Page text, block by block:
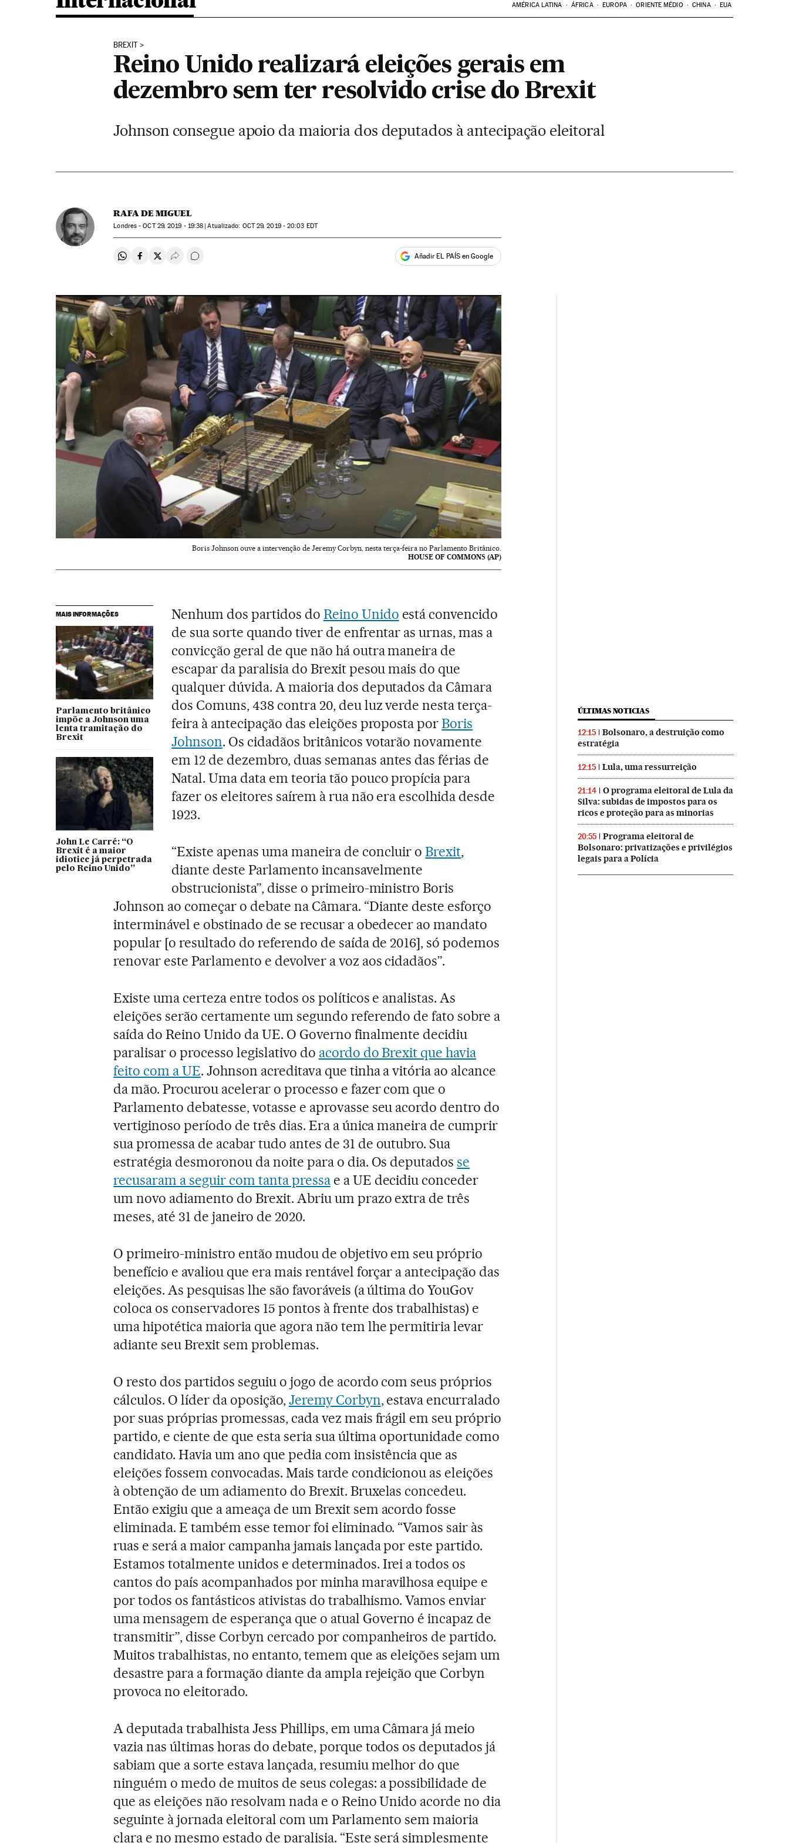
AMÉRICA LATINA ÁFRICA EUROPA ORIENTE MÉDIO CHINA EUA
BREXIT
Reino Unido realizará eleições gerais em
dezembro sem ter resolvido crise do Brexit
Johnson consegue apoio da maioria dos deputados à antecipação eleitoral
RAFA DE MIGUEL
Londres -OCT29, 2019 - 19:38 atualizado: OCT29, 2019 - 20:03 EDT
Compartir en Whatsapp
Compartir en Facebook
Compartir en Twitter
Desplegar Redes Sociales
Comentários Añadir EL PAÍS en Google
Boris Johnson ouve a intervenção de Jeremy Corbyn, nesta terça-feira no Parlamento Britânico.
HOUSE OF COMMONS (AP)
MAIS INFORMAÇÕES
Parlamento britânico
impõe a Johnson uma
lenta tramitação do
Brexit
John Le Carré: “O
Brexit é a maior
idiotice já perpetrada
pelo Reino Unido”
Nenhum dos partidos do Reino Unido está convencido
de sua sorte quando tiver de enfrentar as urnas, mas a
convicção geral de que não há outra maneira de
escapar da paralisia do Brexit pesou mais do que
qualquer dúvida. A maioria dos deputados da Câmara
dos Comuns, 438 contra 20, deu luz verde nesta terça-
feira à antecipação das eleições proposta porBoris
Johnson. Os cidadãos britânicos votarão novamente
em 12 de dezembro, duas semanas antes das férias de
Natal. Uma data em teoria tão pouco propícia para
fazer os eleitores saírem à rua não era escolhida desde
1923.
“Existe apenas uma maneira de concluir oBrexit,
diante deste Parlamento incansavelmente
obstrucionista”, disse o primeiro-ministro Boris
Johnson ao começar o debate na Câmara. “Diante deste esforço
interminável e obstinado de se recusar a obedecer ao mandato
popular [o resultado do referendo de saída de 2016], só podemos
renovar este Parlamento e devolver a voz aos cidadãos”.
Existe uma certeza entre todos os políticos e analistas. As
eleições serão certamente um segundo referendo de fato sobre a
saída do Reino Unido da UE. O Governo finalmente decidiu
paralisar o processo legislativo do acordo do Brexit que havia
feito com a UE. Johnson acreditava que tinha a vitória ao alcance
da mão. Procurou acelerar o processo e fazer com que o
Parlamento debatesse, votasse e aprovasse seu acordo dentro do
vertiginoso período de três dias. Era a única maneira de cumprir
sua promessa de acabar tudo antes de 31 de outubro. Sua
estratégia desmoronou da noite para o dia. Os deputadosse
recusaram a seguir com tanta pressae a UE decidiu conceder
um novo adiamento do Brexit. Abriu um prazo extra de três
meses, até 31 de janeiro de 2020.
O primeiro-ministro então mudou de objetivo em seu próprio
benefício e avaliou que era mais rentável forçar a antecipação das
eleições. As pesquisas lhe são favoráveis (a última do YouGov
coloca os conservadores 15 pontos à frente dos trabalhistas) e
uma hipotética maioria que agora não tem lhe permitiria levar
adiante seu Brexit sem problemas.
O resto dos partidos seguiu o jogo de acordo com seus próprios
cálculos. O líder da oposição,Jeremy Corbyn, estava encurralado
por suas próprias promessas, cada vez mais frágil em seu próprio
partido, e ciente de que esta seria sua última oportunidade como
candidato. Havia um ano que pedia com insistência que as
eleições fossem convocadas. Mais tarde condicionou as eleições
à obtenção de um adiamento do Brexit. Bruxelas concedeu.
Então exigiu que a ameaça de um Brexit sem acordo fosse
eliminada. E também esse temor foi eliminado. “Vamos sair às
ruas e será a maior campanha jamais lançada por este partido.
Estamos totalmente unidos e determinados. Irei a todos os
cantos do país acompanhados por minha maravilhosa equipe e
por todos os fantásticos ativistas do trabalhismo. Vamos enviar
uma mensagem de esperança que o atual Governo é incapaz de
transmitir”, disse Corbyn cercado por companheiros de partido.
Muitos trabalhistas, no entanto, temem que as eleições sejam um
desastre para a formação diante da ampla rejeição que Corbyn
provoca no eleitorado.
A deputada trabalhista Jess Phillips, em uma Câmara já meio
vazia nas últimas horas do debate, porque todos os deputados já
sabiam que a sorte estava lançada, resumiu melhor do que
ninguém o medo de muitos de seus colegas: a possibilidade de
que as eleições não resolvam nada e o Reino Unido acorde no dia
seguinte à jornada eleitoral com um Parlamento sem maioria
clara e no mesmo estado de paralisia. “Este será simplesmente
ÚLTIMAS NOTICIAS
12:15
Bolsonaro, a destruição como
estratégia
12:15 Lula, uma ressurreição
21:14
O programa eleitoral de Lula da
Silva: subidas de impostos para os
ricos e proteção para as minorias
20:55
Programa eleitoral de
Bolsonaro: privatizações e privilégios
legais para a Polícia